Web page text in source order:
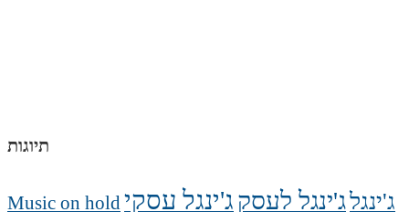
תיוגות
Music on hold ג'ינגלג'ינגל לעסקג'ינגל עסקי